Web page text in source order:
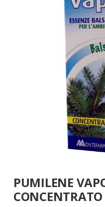
all'inizio
della
galleria
PUMILENE